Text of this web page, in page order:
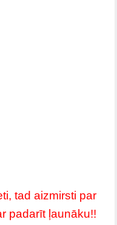
tad aizmirsti par
padarīt ļaunāku!!